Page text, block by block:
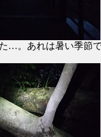
…。あれは暑い季節